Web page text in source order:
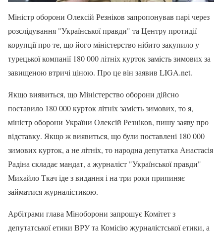
Міністр оборони Олексій Резніков запропонував парі через
розслідування "Української правди" та Центру протидії
корупції про те, що його міністерство нібито закупило у
турецької компанії 180 000 літніх курток замість зимових за
завищеною втричі ціною. Про це він заявив LIGA.net.
Якщо виявиться, що Міністерство оборони дійсно
поставило 180 000 курток літніх замість зимових, то я,
міністр оборони України Олексій Резніков, пишу заяву про
відставку. Якщо ж виявиться, що були поставлені 180 000
зимових курток, а не літніх, то народна депутатка Анастасія
Радіна складає мандат, а журналіст "Української правди"
Михайло Ткач іде з видання і на три роки припиняє
займатися журналістикою.
Арбітрами глава Міноборони запрошує Комітет з
депутатської етики ВРУ та Комісію журналістської етики, а